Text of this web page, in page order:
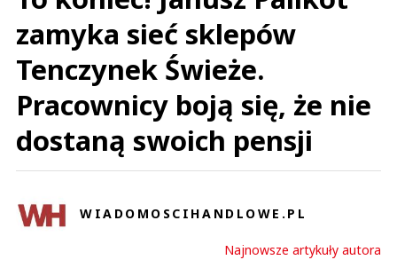
zamyka sieć sklepów
Tenczynek Świeże.
Pracownicy boją się, że nie
dostaną swoich pensji
WIADOMOSCIHANDLOWE.PL
Najnowsze artykuły autora